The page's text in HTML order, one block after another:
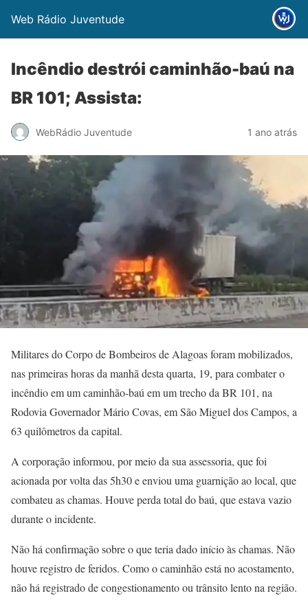
Web Rádio Juventude
Incêndio destrói caminhão-baú na
BR 101; Assista:
WebRádio Juventude 1 ano atrás
Militares do Corpo de Bombeiros de Alagoas foram mobilizados,
nas primeiras horas da manhã desta quarta, 19, para combater o
incêndio em um caminhão-baú em um trecho da BR 101, na
Rodovia Governador Mário Covas, em São Miguel dos Campos, a
63 quilômetros da capital.
A corporação informou, por meio da sua assessoria, que foi
acionada por volta das 5h30 e enviou uma guarnição ao local, que
combateu as chamas. Houve perda total do baú, que estava vazio
durante o incidente.
Não há confirmação sobre o que teria dado início às chamas. Não
houve registro de feridos. Como o caminhão está no acostamento,
não há registrado de congestionamento ou trânsito lento na região.